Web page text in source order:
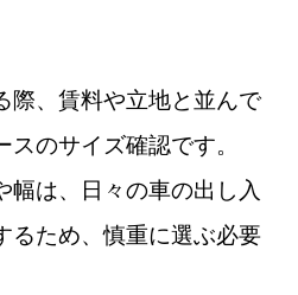
際、賃料や立地と並んで
のサイズ確認です。
幅は、日々の車の出し入
るため、慎重に選ぶ必要